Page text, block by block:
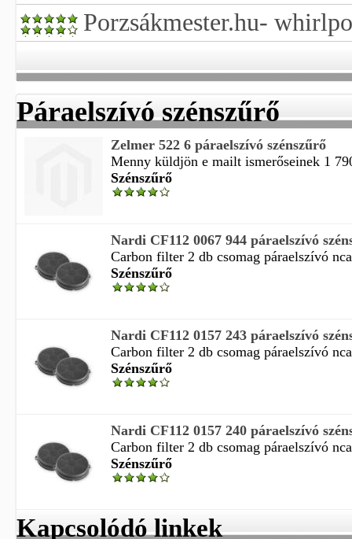
Porzsákmester.hu-
Páraelszívó szénszűrő
Zelmer 522 6 páraelszívó szénszűrő
Menny küldjön e mailt ismerőseinek 1
Szénszűrő
Nardi CF112 0067 944 páraelszívó
Carbon filter 2 db csomag páraelszívó
Szénszűrő
Nardi CF112 0157 243 páraelszívó
Carbon filter 2 db csomag páraelszívó
Szénszűrő
Nardi CF112 0157 240 páraelszívó
Carbon filter 2 db csomag páraelszívó
Szénszűrő
Kapcsolódó linkek